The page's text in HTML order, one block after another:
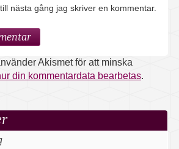
nästa gång jag skriver en kommentar.
Akismet för att minska
din kommentardata bearbetas.